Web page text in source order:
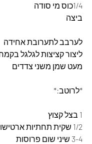
1/4כוס מי סודה
ביצה
לערבב לתערובת אחידה
ליצור קציצות לגלגל
מעט שמן משני צדדים
*לרוטב:*
1 בצל קצוץ
1/2 שקית תחתיות ארטישוק חתוכים לרבעים
3-4 שיני שום פרוסות